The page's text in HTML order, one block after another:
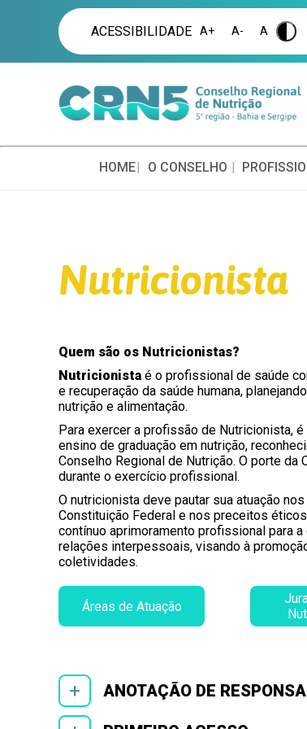
ACESSIBILIDADE A+ A- A .
HOME O CONSELHO
Nutricionista
Quem são os Nutricionistas?
Nutricionista é o profissional de saúde
e recuperação da saúde humana,
nutrição e alimentação.
Para exercer a profissão de Nutricionista,
ensino de graduação em nutrição,
Conselho Regional de Nutrição. O porte
durante o exercício profissional.
O nutricionista deve pautar sua atuação
Constituição Federal e nos preceitos
contínuo aprimoramento profissional para
relações interpessoais, visando à
coletividades.
Áreas de Atuação
+ ANOTAÇÃO DE
+
+
+